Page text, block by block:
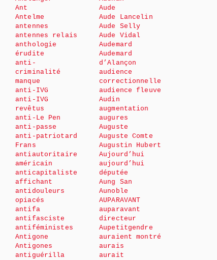
Ant
Antelme
antennes
antennes relais
anthologie
érudite
anti-
criminalité
manque
anti-IVG
anti-IVG
revêtus
anti-Le Pen
anti-passe
anti-patriotard
Frans
antiautoritaire
américain
anticapitaliste
affichant
antidouleurs
opiacés
antifa
antifasciste
antiféministes
Antigone
Antigones
antiguérilla
Aude
Aude Lancelin
Aude Selly
Aude Vidal
Audemard
Audemard
d’Alançon
audience
correctionnelle
audience fleuve
Audin
augmentation
augures
Auguste
Auguste Comte
Augustin Hubert
Aujourd’hui
aujourd’hui
députée
Aung San
Aunoble
AUPARAVANT
auparavant
directeur
Aupetitgendre
auraient montré
aurais
aurait